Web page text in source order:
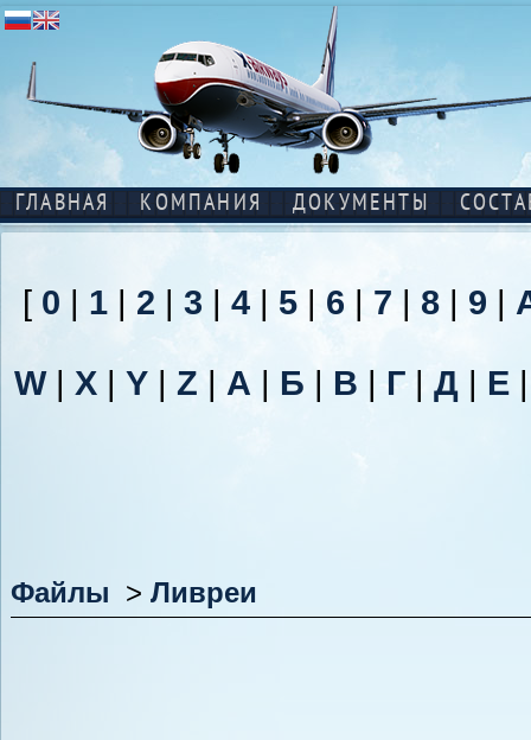
ГЛАВНАЯ КОМПАНИЯ ДОКУМЕНТЫ
[ 0 | 1| 2 | 3 | 4| 5| 6 | 7 | 8| 9 |
W| X | Y | Z | А | Б | В | Г | Д | Е
Файлы > Ливреи